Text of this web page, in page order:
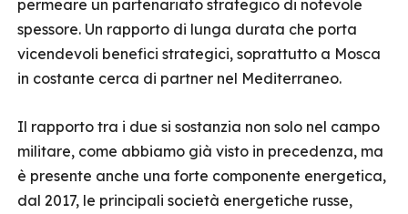
permeare un partenariato strategico di notevole
spessore. Un rapporto di lunga durata che porta
vicendevoli benefici strategici, soprattutto a Mosca
in costante cerca di partner nel Mediterraneo.
Il rapporto tra i due si sostanzia non solo nel campo
militare, come abbiamo già visto in precedenza, ma
è presente anche una forte componente energetica,
dal 2017, le principali società energetiche russe,